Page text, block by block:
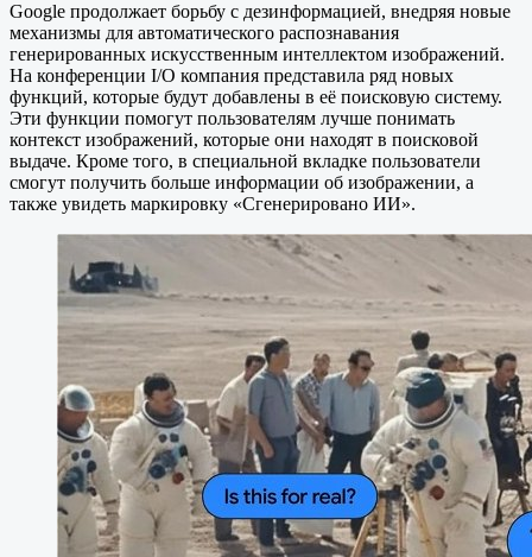
Google продолжает борьбу с дезинформацией, внедряя новые
механизмы для автоматического распознавания
генерированных искусственным интеллектом изображений.
На конференции I/O компания представила ряд новых
функций, которые будут добавлены в её поисковую систему.
Эти функции помогут пользователям лучше понимать
контекст изображений, которые они находят в поисковой
выдаче. Кроме того, в специальной вкладке пользователи
смогут получить больше информации об изображении, а
также увидеть маркировку «Сгенерировано ИИ».